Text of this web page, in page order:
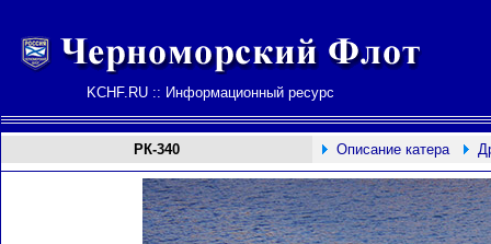
KCHF.RU :: Информационный ресурс
РК-340 Описание катера